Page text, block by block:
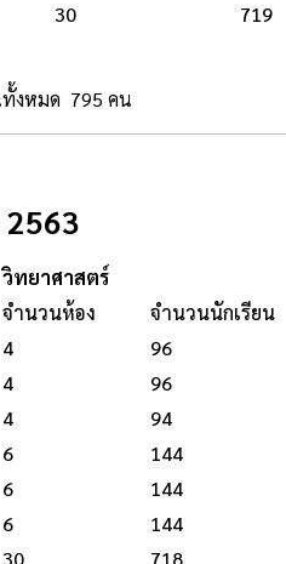
30 719
ทั้งหมด 795 คน
วิทยาศาสตร์
จำนวนห้อง
จำนวนนักเรียน
4 96
4 96
4 94
6 144
6 144
6 144
30 718